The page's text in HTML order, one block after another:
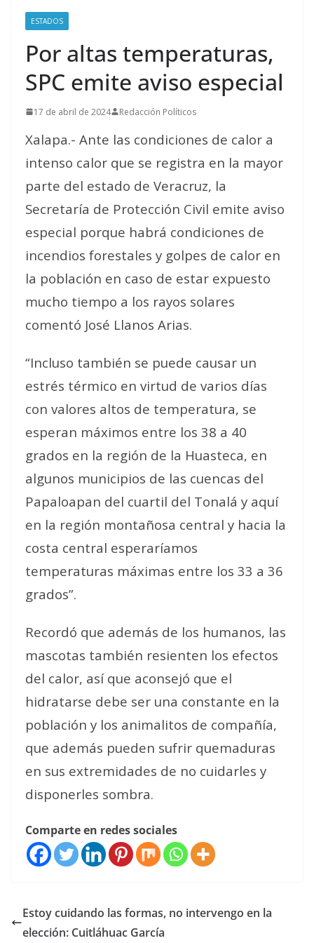
ESTADOS
Por altas temperaturas,
SPC emite aviso especial
17 de abril de 2024 Redacción Políticos
Xalapa.- Ante las condiciones de calor a
intenso calor que se registra en la mayor
parte del estado de Veracruz, la
Secretaría de Protección Civil emite aviso
especial porque habrá condiciones de
incendios forestales y golpes de calor en
la población en caso de estar expuesto
mucho tiempo a los rayos solares
comentó José Llanos Arias.
“Incluso también se puede causar un
estrés térmico en virtud de varios días
con valores altos de temperatura, se
esperan máximos entre los 38 a 40
grados en la región de la Huasteca, en
algunos municipios de las cuencas del
Papaloapan del cuartil del Tonalá y aquí
en la región montañosa central y hacia la
costa central esperaríamos
temperaturas máximas entre los 33 a 36
grados”.
Recordó que además de los humanos, las
mascotas también resienten los efectos
del calor, así que aconsejó que el
hidratarse debe ser una constante en la
población y los animalitos de compañía,
que además pueden sufrir quemaduras
en sus extremidades de no cuidarles y
disponerles sombra.
Comparte en redes sociales
Estoy cuidando las formas, no intervengo en la
elección: Cuitláhuac García